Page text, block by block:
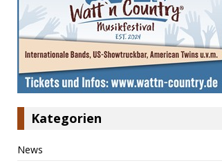
Kategorien
News